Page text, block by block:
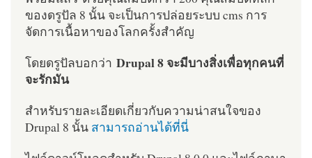
ของดรูปัล 8 นั้น จะเป็นการปล่อยระบบ cms การ
จัดการเนื้อหาของโลกครั้งสำคัญ
โดยดรูปัลบอกว่า Drupal 8 จะมีบางสิ่งเพื่อทุกคนที่
จะรักมัน
สำหรับรายละเอียดเกี่ยวกับความน่าสนใจของ
Drupal 8 นั้น สามารถอ่านได้ที่นี่